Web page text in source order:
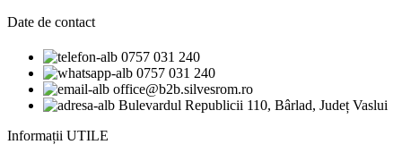
Date de contact
0757 031 240
0757 031 240
office@b2b.silvesrom.ro
Bulevardul Republicii 110, Bârlad, Județ Vaslui
Informații UTILE